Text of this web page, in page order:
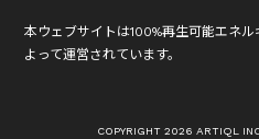
本ウェブサイトは100%再生可能エネル
よって運営されています。
COPYRIGHT 2026 ARTIQL